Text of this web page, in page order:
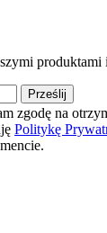
produktami
Prześlij
zgodę na
Politykę